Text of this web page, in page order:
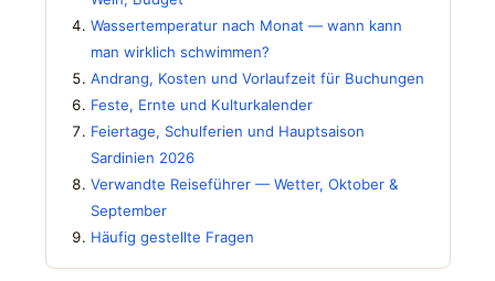
Wassertemperatur nach Monat — wann kann
man wirklich schwimmen?
Andrang, Kosten und Vorlaufzeit für Buchungen
Feste, Ernte und Kulturkalender
Feiertage, Schulferien und Hauptsaison
Sardinien 2026
Verwandte Reiseführer — Wetter, Oktober &
September
Häufig gestellte Fragen